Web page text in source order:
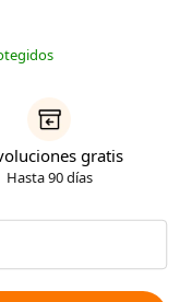
gratis
Hasta 90 días